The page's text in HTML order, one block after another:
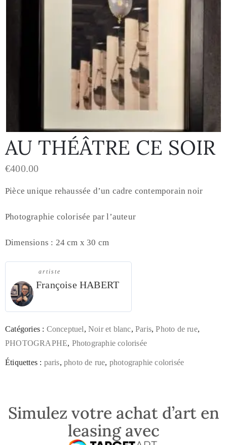
AU THÉÂTRE CE SOIR
€400.00
Pièce unique rehaussée d’un cadre contemporain noir
Photographie colorisée par l’auteur
Dimensions : 24 cm x 30 cm
artiste
Françoise HABERT
Catégories : Conceptuel,Noir et blanc,Paris,Photo de rue,
PHOTOGRAPHE, Photographie colorisée
Étiquettes : paris,photo de rue, photographie colorisée
Simulez votre achat d’art en
leasing avec